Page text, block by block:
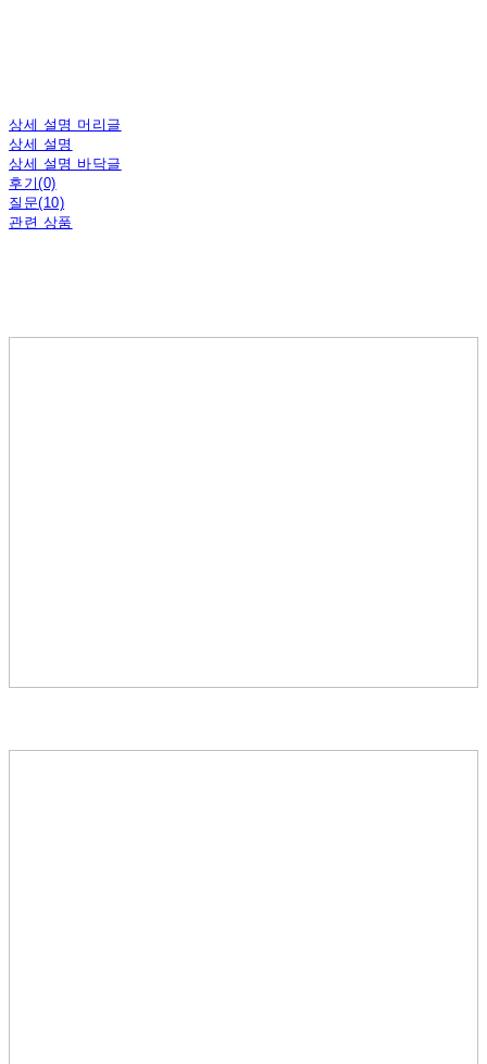
상세 설명 머리글
상세 설명
상세 설명 바닥글
후기(0)
질문(10)
관련 상품